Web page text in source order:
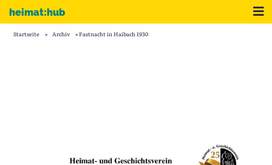
Zum Inhalt
heimat:hub
Startseite » Archiv »Fastnacht in Haibach 1930